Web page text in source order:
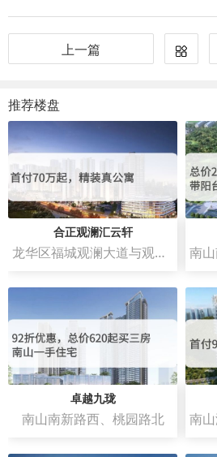
上一篇
推荐楼盘
合正观澜汇云轩
龙华区福城观澜大道与观澜人民路交汇处西南侧
卓越九珑
南山南新路西、桃园路北